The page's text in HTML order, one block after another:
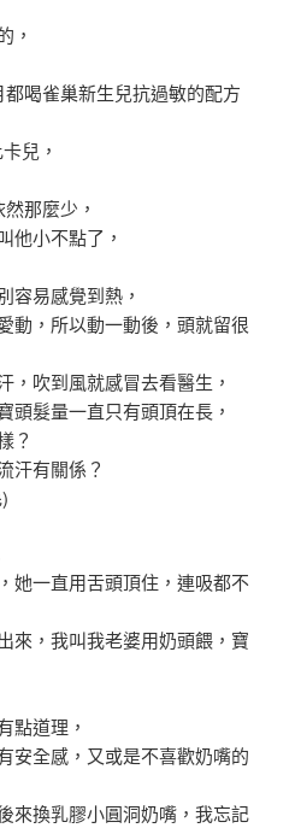
，
喝雀巢新生兒抗過敏的配方
兒，
那麼少，
他小不點了，
容易感覺到熱，
動，所以動一動後，頭就留很
，吹到風就感冒去看醫生，
頭髮量一直只有頭頂在長，
？
汗有關係？
她一直用舌頭頂住，連吸都不
來，我叫我老婆用奶頭餵，寶
點道理，
安全感，又或是不喜歡奶嘴的
來換乳膠小圓洞奶嘴，我忘記